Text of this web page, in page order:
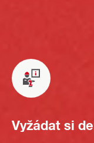
Vyžádat si